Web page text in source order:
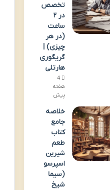
تخصص
در ۲
ساعت
(در هر
چیزی) |
گریگوری
هارتلی
4
هفته
پیش
خلاصه
جامع
کتاب
طعم
شیرین
اسپرسو
(سیما
شیخ